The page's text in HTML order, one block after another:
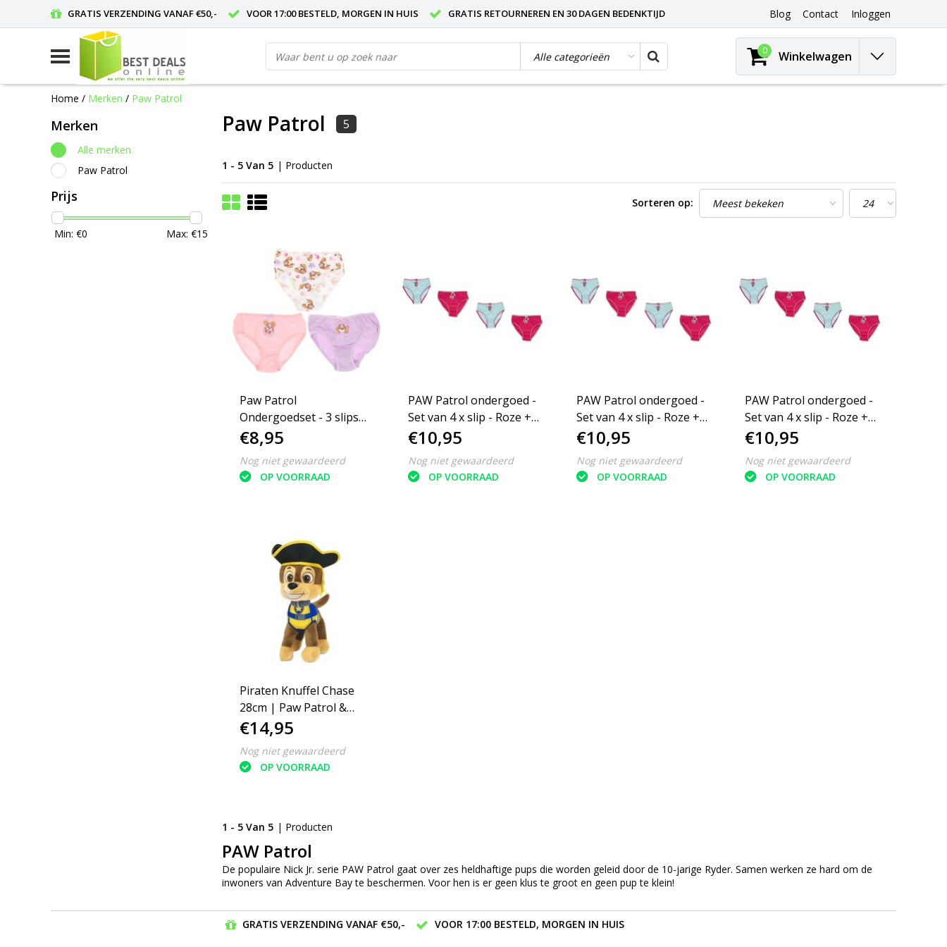
GRATIS VERZENDING VANAF €50,- VOOR 17:00 BESTELD, MORGEN IN HUIS GRATIS RETOURNEREN EN 30 DAGEN BEDENKTIJD Blog Contact Inloggen
0 Winkelwagen
Home / Merken / Paw Patrol
Merken
Alle merken
Paw Patrol
Prijs
Min: €0 Max: €15
Paw Patrol 5
1 - 5 Van 5 | Producten
Sorteren op:
Paw Patrol
Ondergoedset - 3 slips
110/116
€8,95
Nog niet gewaardeerd
OP VOORRAAD
PAW Patrol ondergoed -
Set van 4 x slip - Roze +
lichtblauw - Maat
122/128
€10,95
Nog niet gewaardeerd
OP VOORRAAD
PAW Patrol ondergoed -
Set van 4 x slip - Roze +
lichtblauw - Maat
110/116
€10,95
Nog niet gewaardeerd
OP VOORRAAD
PAW Patrol ondergoed -
Set van 4 x slip - Roze +
lichtblauw - Maat 98/104
€10,95
Nog niet gewaardeerd
OP VOORRAAD
Piraten Knuffel Chase
28cm | Paw Patrol &
Friends
€14,95
Nog niet gewaardeerd
OP VOORRAAD
1 - 5 Van 5 | Producten
PAW Patrol
De populaire Nick Jr. serie PAW Patrol gaat over zes heldhaftige pups die worden geleid door de 10-jarige Ryder. Samen werken ze hard om de
inwoners van Adventure Bay te beschermen. Voor hen is er geen klus te groot en geen pup te klein!
GRATIS VERZENDING VANAF €50,-
VOOR 17:00 BESTELD, MORGEN IN HUIS